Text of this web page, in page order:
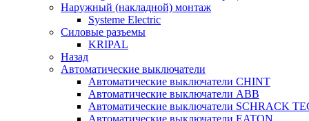
Наружный (накладной) монтаж
Systeme Electric
Силовые разъемы
KRIPAL
Назад
Автоматические выключатели
Автоматические выключатели CHINT
Автоматические выключатели ABB
Автоматические выключатели SCHRACK
Автоматические выключатели EATON